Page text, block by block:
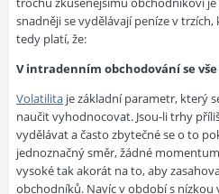
snadněji se vydělávají peníze v
tedy platí, že:
V intradenním obchodování se
Volatilita je základní parametr, který
naučit vyhodnocovat. Jsou-li trhy
vydělávat a často zbytečné se o to
jednoznačný směr, žádné
vysoké tak akorát na to, aby
obchodníků. Navíc v období s